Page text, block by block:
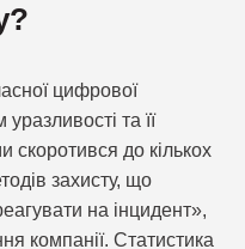
цифрової
та її
скоротився до кількох
захисту, що
на інцидент»,
компанії. Статистика